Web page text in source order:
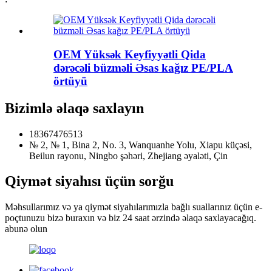
OEM Yüksək Keyfiyyətli Qida
dərəcəli büzməli Əsas kağız PE/PLA
örtüyü
Bizimlə əlaqə saxlayın
18367476513
№ 2, № 1, Bina 2, No. 3, Wanquanhe Yolu, Xiapu küçəsi,
Beilun rayonu, Ningbo şəhəri, Zhejiang əyaləti, Çin
Qiymət siyahısı üçün sorğu
Məhsullarımız və ya qiymət siyahılarımızla bağlı suallarınız üçün e-
poçtunuzu bizə buraxın və biz 24 saat ərzində əlaqə saxlayacağıq.
abunə olun